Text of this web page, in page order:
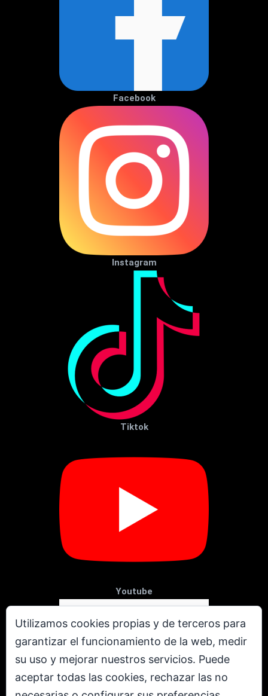
Utilizamos cookies propias y de terceros para
garantizar el funcionamiento de la web, medir
su uso y mejorar nuestros servicios. Puede
aceptar todas las cookies, rechazar las no
Facebook
Instagram
Tiktok
Youtube